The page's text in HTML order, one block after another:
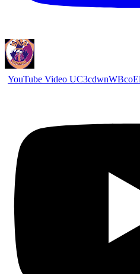
YouTube Video